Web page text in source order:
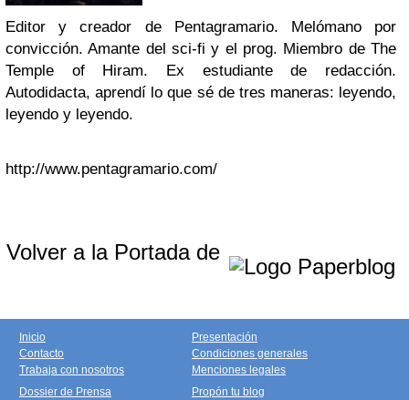
Editor y creador de Pentagramario. Melómano por
convicción. Amante del sci-fi y el prog. Miembro de The
Temple of Hiram. Ex estudiante de redacción.
Autodidacta, aprendí lo que sé de tres maneras: leyendo,
leyendo y leyendo.
http://www.pentagramario.com/
Volver a la Portada de
Inicio
Contacto
Trabaja con nosotros
Presentación
Condiciones generales
Menciones legales
Dossier de Prensa
Propón tu blog